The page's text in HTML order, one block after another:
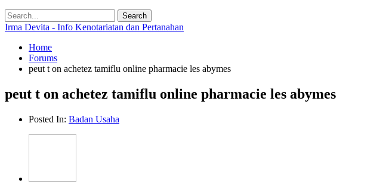
Irma Devita - Info Kenotariatan dan Pertanahan
Home
Forums
peut t on achetez tamiflu online pharmacie les abymes
peut t on achetez tamiflu online pharmacie les abymes
Posted In: Badan Usaha